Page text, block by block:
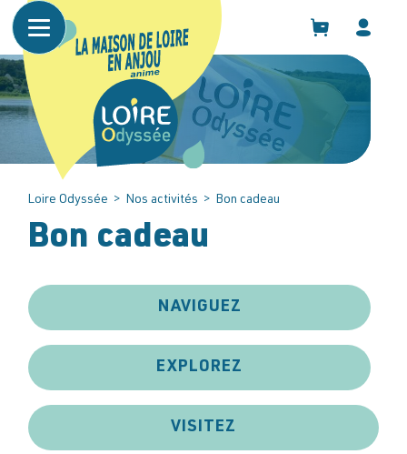
Loire Odyssée > Nos activités > Bon cadeau
Bon cadeau
NAVIGUEZ
EXPLOREZ
VISITEZ
Panneau de gestion des cookies